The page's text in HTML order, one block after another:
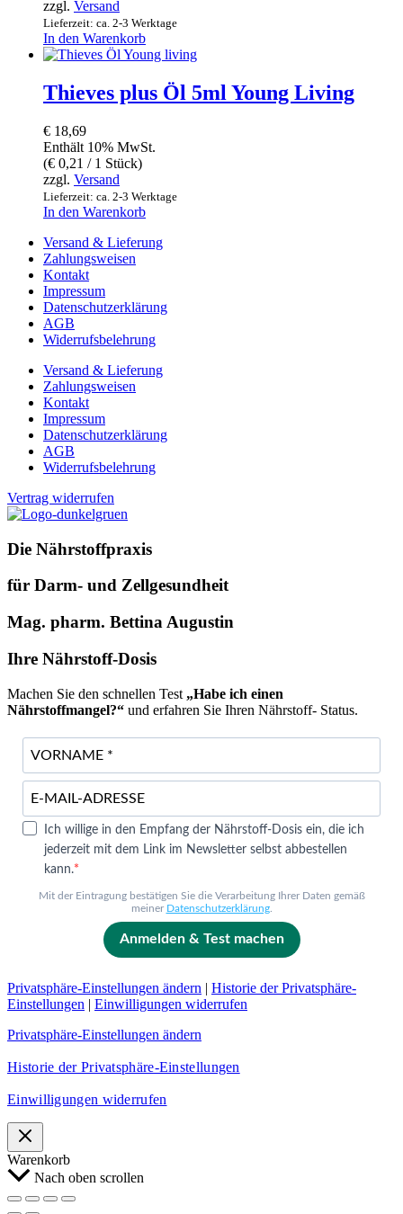
zzgl. Versand
Lieferzeit: ca. 2-3 Werktage
In den Warenkorb
Thieves plus Öl 5ml Young Living
€ 18,69
Enthält 10% MwSt.
(€ 0,21 / 1 Stück)
zzgl. Versand
Lieferzeit: ca. 2-3 Werktage
In den Warenkorb
Versand & Lieferung
Zahlungsweisen
Kontakt
Impressum
Datenschutzerklärung
AGB
Widerrufsbelehrung
Versand & Lieferung
Zahlungsweisen
Kontakt
Impressum
Datenschutzerklärung
AGB
Widerrufsbelehrung
Vertrag widerrufen
Die Nährstoffpraxis
für Darm- und Zellgesundheit
Mag. pharm. Bettina Augustin
Ihre Nährstoff-Dosis
Machen Sie den schnellen Test „Habe ich einen
Nährstoffmangel?“ und erfahren Sie Ihren Nährstoff- Status.
Ich willige in den Empfang der Nährstoff-Dosis ein, die ich
jederzeit mit dem Link im Newsletter selbst abbestellen
kann.
Mit der Eintragung bestätigen Sie die Verarbeitung Ihrer Daten gemäß
meiner Datenschutzerklärung.
Anmelden & Test machen
Privatsphäre-Einstellungen ändern | Historie der Privatsphäre-
Einstellungen | Einwilligungen widerrufen
Privatsphäre-Einstellungen ändern
Historie der Privatsphäre-Einstellungen
Einwilligungen widerrufen
Warenkorb
Nach oben scrollen